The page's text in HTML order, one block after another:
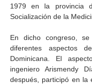
1979 en la provincia
Socialización de la
En dicho congreso,
diferentes aspectos
Dominicana. El
ingeniero Arismendy
después, participó en la